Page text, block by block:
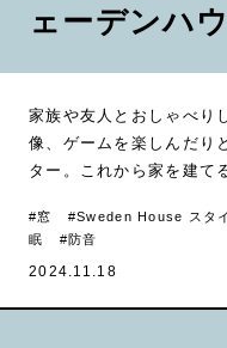
ェーデンハ
家族や友人とおしゃべり
像、ゲームを楽しんだり
ター。これから家を建て
奏はもちろん、イヤホン
#窓 #Sweden House スタ
眠
#防音
2024.11.18